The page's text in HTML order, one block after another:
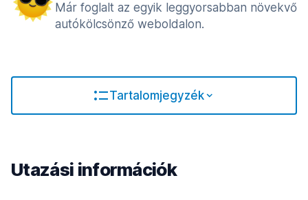
Már foglalt az egyik leggyorsabban növekvő
autókölcsönző weboldalon.
Tartalomjegyzék
Utazási információk